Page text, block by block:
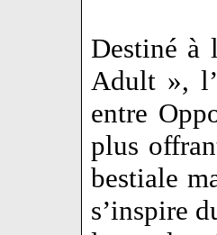
Destiné à
Adult »,
entre
plus
bestiale
s’inspire